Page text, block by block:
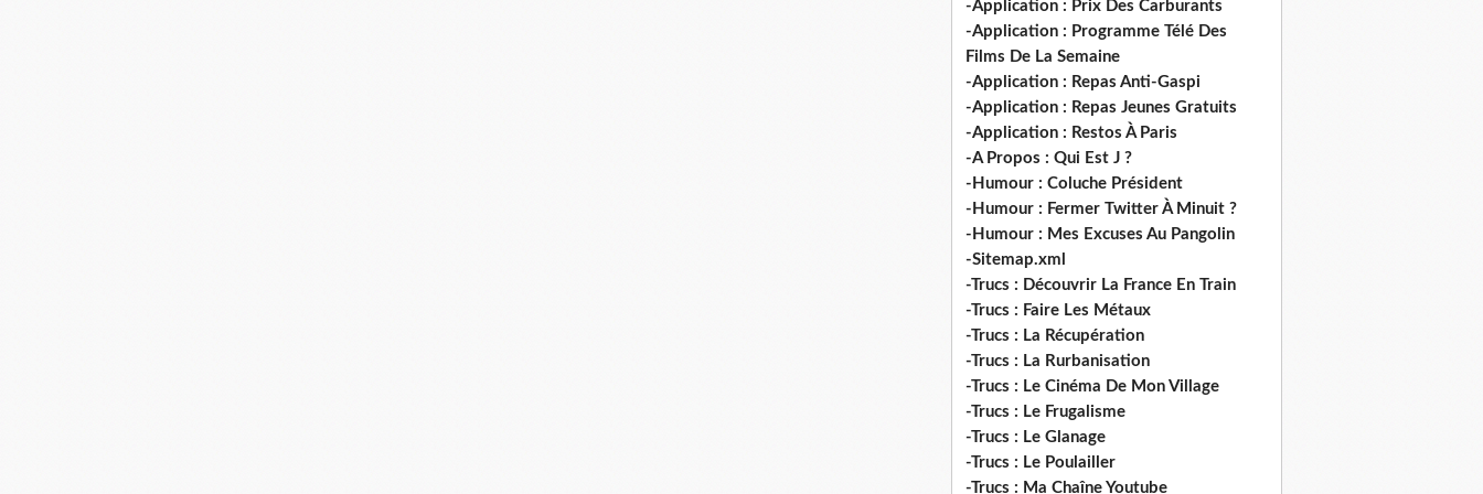
-Application : Prix Des Carburants
-Application : Programme Télé Des
Films De La Semaine
-Application : Repas Anti-Gaspi
-Application : Repas Jeunes Gratuits
-Application : Restos À Paris
-A Propos : Qui Est J ?
-Humour : Coluche Président
-Humour : Fermer Twitter À Minuit ?
-Humour : Mes Excuses Au Pangolin
-Sitemap.xml
-Trucs : Découvrir La France En Train
-Trucs : Faire Les Métaux
-Trucs : La Récupération
-Trucs : La Rurbanisation
-Trucs : Le Cinéma De Mon Village
-Trucs : Le Frugalisme
-Trucs : Le Glanage
-Trucs : Le Poulailler
-Trucs : Ma Chaîne Youtube